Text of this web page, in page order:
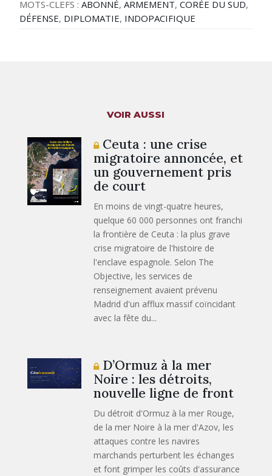
MOTS-CLEFS :ABONNÉ,ARMEMENT,CORÉE DU SUD,
DÉFENSE, DIPLOMATIE, INDOPACIFIQUE
VOIR AUSSI
Ceuta : une crise
migratoire annoncée, et
un gouvernement pris
de court
En moins de vingt-quatre heures,
quelque 60 000 personnes ont franchi
la frontière de Ceuta : la plus grave
crise migratoire de l'histoire de
l'enclave espagnole. Selon The
Objective, les services de
renseignement avaient prévenu
Madrid d'un afflux massif coïncidant
avec la fête du...
D’Ormuz à la mer
Noire : les détroits,
nouvelle ligne de front
Du détroit d'Ormuz à la mer Rouge,
de la mer Noire à la mer d'Azov, les
attaques contre les navires
marchands perturbent les échanges
et font grimper les coûts d'assurance